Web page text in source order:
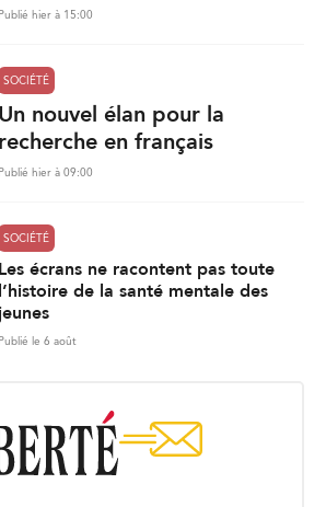
Publié hier à 15:00
SOCIÉTÉ
Un nouvel élan pour la
recherche en français
Publié hier à 09:00
SOCIÉTÉ
Les écrans ne racontent pas toute
l’histoire de la santé mentale des
jeunes
Publié le 6 août